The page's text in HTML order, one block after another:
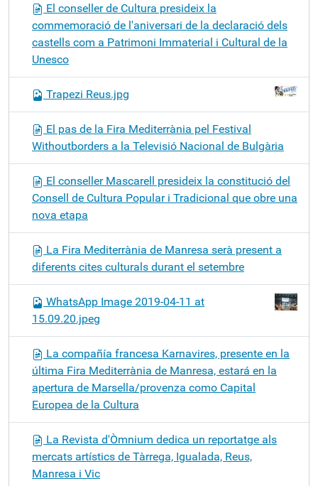
El conseller de Cultura presideix la
commemoració de l'aniversari de la declaració dels
castells com a Patrimoni Immaterial i Cultural de la
Unesco
Trapezi Reus.jpg
El pas de la Fira Mediterrània pel Festival
Withoutborders a la Televisió Nacional de Bulgària
El conseller Mascarell presideix la constitució del
Consell de Cultura Popular i Tradicional que obre una
nova etapa
La Fira Mediterrània de Manresa serà present a
diferents cites culturals durant el setembre
WhatsApp Image 2019-04-11 at
15.09.20.jpeg
La compañía francesa Karnavires, presente en la
última Fira Mediterrània de Manresa, estará en la
apertura de Marsella/provenza como Capital
Europea de la Cultura
La Revista d'Òmnium dedica un reportatge als
mercats artístics de Tàrrega, Igualada, Reus,
Manresa i Vic